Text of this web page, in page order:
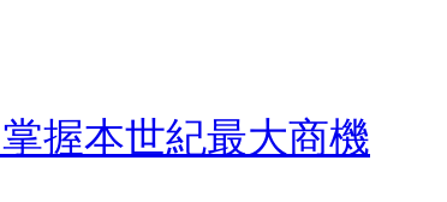
握本世紀最大商機